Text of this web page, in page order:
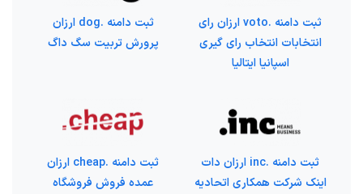
ثبت دامنه .voto ارزان رای
انتخابات انتخاب رای گیری
اسپانیا ایتالیا
ثبت دامنه .dog ارزان
پرورش تربیت سگ داگ
ثبت دامنه .inc ارزان دات
اینک شرکت همکاری اتحادیه
ثبت دامنه .cheap ارزان
عمده فروش فروشگاه